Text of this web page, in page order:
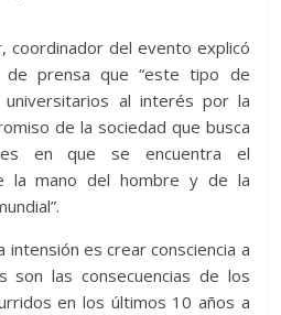
coordinador del evento explicó
prensa que “este tipo de
al interés por la
de la sociedad que busca
en que se encuentra el
la mano del hombre y de la
intensión es crear consciencia a
son las consecuencias de los
en los últimos 10 años a